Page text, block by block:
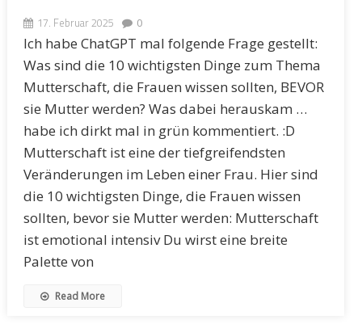
17. Februar 2025 0
Ich habe ChatGPT mal folgende Frage gestellt:
Was sind die 10 wichtigsten Dinge zum Thema
Mutterschaft, die Frauen wissen sollten, BEVOR
sie Mutter werden? Was dabei herauskam …
habe ich dirkt mal in grün kommentiert. :D
Mutterschaft ist eine der tiefgreifendsten
Veränderungen im Leben einer Frau. Hier sind
die 10 wichtigsten Dinge, die Frauen wissen
sollten, bevor sie Mutter werden: Mutterschaft
ist emotional intensiv Du wirst eine breite
Palette von
Read More